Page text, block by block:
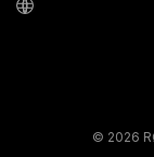
© 2026